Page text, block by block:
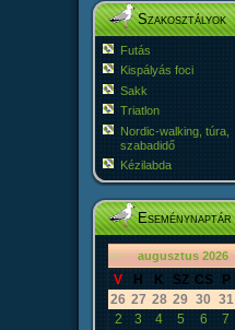
Szakosztályok
Futás
Kispályás foci
Sakk
Triatlon
Nordic-walking, túra,
szabadidő
Kézilabda
Eseménynaptár
«< augusztus 2026
V H K SZ CS P
26 27 28 29 30 31
2
3 4 5 6 7